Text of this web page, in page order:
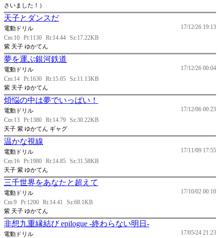
さいました！）
天子とダンスだ
17/12/26 19:13
電動ドリル
Cm:10 Pt:1130 Rt:14.44 Sz:17.22KB
紫 天子 ゆかてん
夢を運ぶ銀河鉄道
17/12/26 00:04
電動ドリル
Cm:14 Pt:1630 Rt:15.05 Sz:11.13KB
紫 天子 ゆかてん
煩悩の中は夢でいっぱい！
17/12/06 00:23
電動ドリル
Cm:13 Pt:1380 Rt:14.79 Sz:30.22KB
天子 紫 ゆかてん ギャグ
温かな視線
17/11/09 17:55
電動ドリル
Cm:16 Pt:1980 Rt:14.85 Sz:31.58KB
天子 紫 ゆかてん
三千世界をあなたと超えて
17/10/02 00:10
電動ドリル
Cm:9 Pt:1200 Rt:14.41
Sz:68.1KB
紫 天子 ゆかてん
非想九重縁結び epilogue -終わらない明日-
17/05/24 21:23
電動ドリル